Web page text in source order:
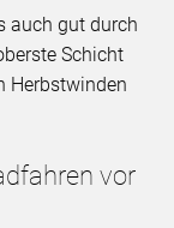
auch gut durch
Schicht
Herbstwinden
vor